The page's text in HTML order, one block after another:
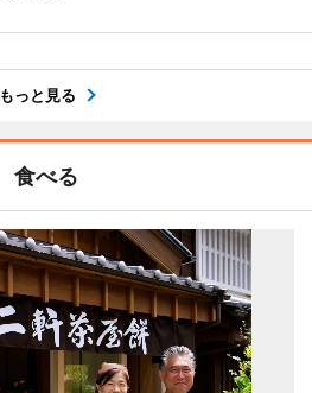
もっと見る
食べる